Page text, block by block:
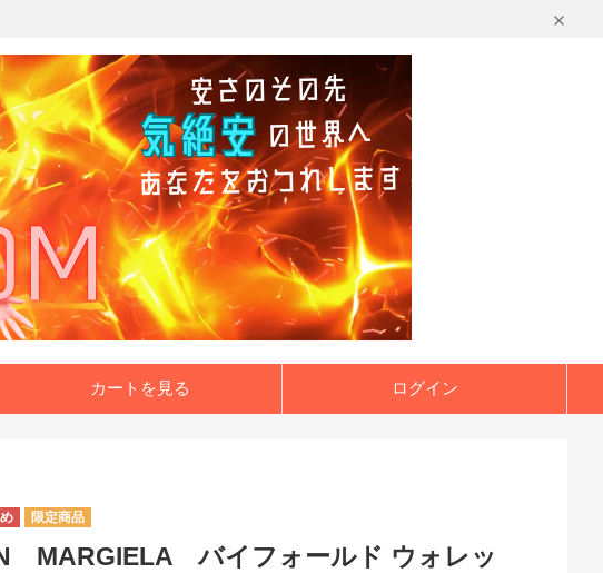
カートを見る ログイン
MARGIELA バイフォールド ウォレッ